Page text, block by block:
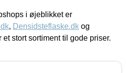
i øjeblikket er
, Densidsteflaske.dk og
et stort sortiment til gode priser.